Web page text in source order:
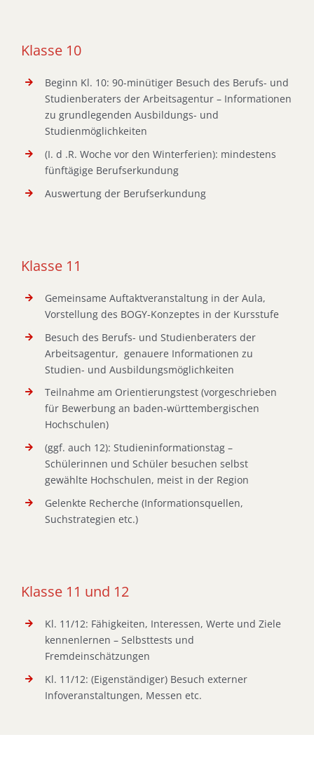
Klasse 10
Beginn Kl. 10: 90-minütiger Besuch des Berufs- und
Studienberaters der Arbeitsagentur – Informationen
zu grundlegenden Ausbildungs- und
Studienmöglichkeiten
(I. d .R. Woche vor den Winterferien): mindestens
fünftägige Berufserkundung
Auswertung der Berufserkundung
Klasse 11
Gemeinsame Auftaktveranstaltung in der Aula,
Vorstellung des BOGY-Konzeptes in der Kursstufe
Besuch des Berufs- und Studienberaters der
Arbeitsagentur, genauere Informationen zu
Studien- und Ausbildungsmöglichkeiten
Teilnahme am Orientierungstest (vorgeschrieben
für Bewerbung an baden-württembergischen
Hochschulen)
(ggf. auch 12): Studieninformationstag –
Schülerinnen und Schüler besuchen selbst
gewählte Hochschulen, meist in der Region
Gelenkte Recherche (Informationsquellen,
Suchstrategien etc.)
Klasse 11 und 12
Kl. 11/12: Fähigkeiten, Interessen, Werte und Ziele
kennenlernen – Selbsttests und
Fremdeinschätzungen
Kl. 11/12: (Eigenständiger) Besuch externer
Infoveranstaltungen, Messen etc.